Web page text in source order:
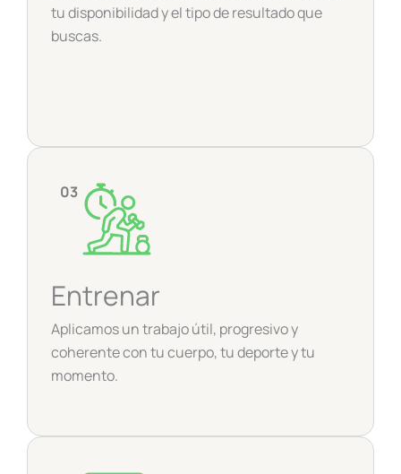
tu disponibilidad y el tipo de resultado que
buscas.
03
Entrenar
Aplicamos un trabajo útil, progresivo y
coherente con tu cuerpo, tu deporte y tu
momento.